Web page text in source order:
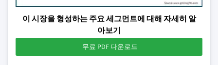
이 시장을 형성하는 주요 세그먼트에 대해 자세히 알
아보기
무료 PDF 다운로드